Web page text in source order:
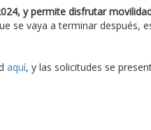
y permite disfrutar
se vaya a terminar después,
aquí, y las solicitudes se